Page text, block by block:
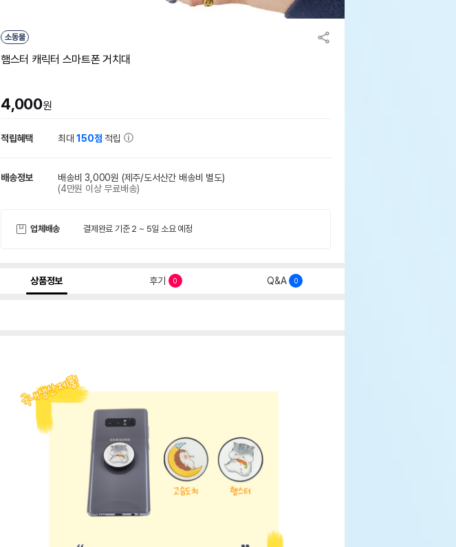
소동물
햄스터 캐릭터 스마트폰 거치대
4,000원
적립혜택 최대150점 적립
배송정보 배송비 3,000원 (제주/도서산간 배송비 별도)
(4만원 이상 무료배송)
업체배송 결제완료 기준 2 ~ 5일 소요 예정
상품정보 후기 0 Q&A 0